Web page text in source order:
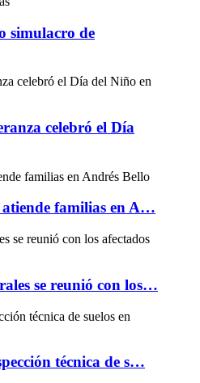
simulacro de
celebró el Día
familias en A…
se reunió con los…
técnica de s…